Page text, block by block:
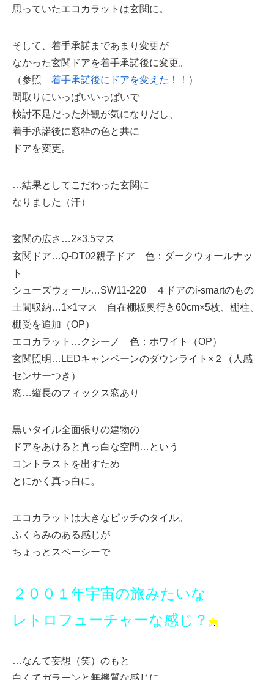
思っていたエコカラットは玄関に。
そして、着手承諾まであまり変更が
なかった玄関ドアを着手承諾後に変更。
（参照 着手承諾後にドアを変えた！！ ）
間取りにいっぱいいっぱいで
検討不足だった外観が気になりだし、
着手承諾後に窓枠の色と共に
ドアを変更。
…結果としてこだわった玄関に
なりました（汗）
玄関の広さ…2×3.5マス
玄関ドア…Q-DT02親子ドア 色：ダークウォールナッ
ト
シューズウォール…SW11-220 ４ドアのi-smartのもの
土間収納…1×1マス 自在棚板奥行き60cm×5枚、棚柱、
棚受を追加（OP）
エコカラット…クシーノ 色：ホワイト（OP）
玄関照明…LEDキャンペーンのダウンライト×２（人感
センサーつき）
窓…縦長のフィックス窓あり
黒いタイル全面張りの建物の
ドアをあけると真っ白な空間…という
コントラストを出すため
とにかく真っ白に。
エコカラットは大きなピッチのタイル。
ふくらみのある感じが
ちょっとスペーシーで
２００１年宇宙の旅みたいな
レトロフューチャーな感じ？
…なんて妄想（笑）のもと
白くてガラーンと無機質な感じに。